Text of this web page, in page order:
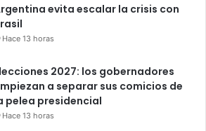
evita escalar la crisis con
Hace 13 horas
2027: los gobernadores
a separar sus comicios de
pelea presidencial
Hace 13 horas